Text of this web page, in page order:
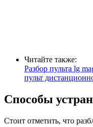
Читайте также:
Разбор пульта lg
пульт
Способы
Стоит отметить, что